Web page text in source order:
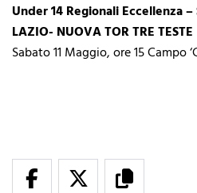
Under 14 Regionali Eccellenza
LAZIO- NUOVA TOR TRE TESTE
Sabato 11 Maggio, ore 15 Campo